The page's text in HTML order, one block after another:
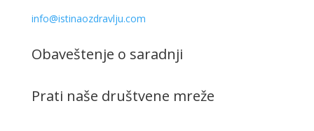
info@istinaozdravlju.com
Obaveštenje o saradnji
Prati naše društvene mreže